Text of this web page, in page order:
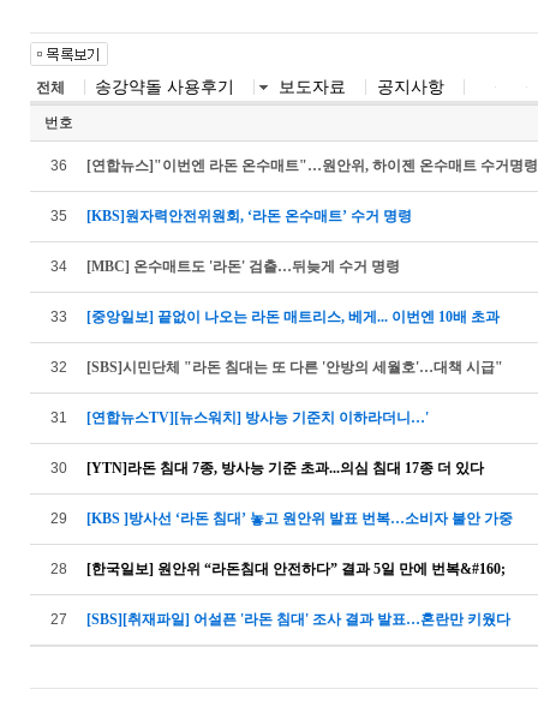
전체 송강약돌 사용후기 보도자료 공지사항
번호
36 [연합뉴스]"이번엔 라돈 온수매트"…원안위, 하이젠 온수매트 수거명
35 [KBS]원자력안전위원회, ‘라돈 온수매트’ 수거 명령
34 [MBC] 온수매트도 '라돈' 검출…뒤늦게 수거 명령
33 [중앙일보] 끝없이 나오는 라돈 매트리스, 베게... 이번엔 10배 초과
32 [SBS]시민단체 "라돈 침대는 또 다른 '안방의 세월호'…대책 시급"
31 [연합뉴스TV][뉴스워치] 방사능 기준치 이하라더니…'
30 [YTN]라돈 침대 7종, 방사능 기준 초과...의심 침대 17종 더 있다
29 [KBS ]방사선 ‘라돈 침대’ 놓고 원안위 발표 번복…소비자 불안 가중
28 [한국일보] 원안위 “라돈침대 안전하다” 결과 5일 만에 번복&#160;
27 [SBS][취재파일] 어설픈 '라돈 침대' 조사 결과 발표…혼란만 키웠다